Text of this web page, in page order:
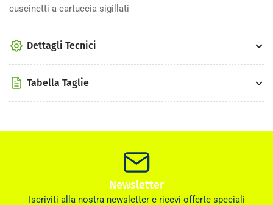
cuscinetti a cartuccia sigillati
Dettagli Tecnici
Tabella Taglie
Newsletter
Iscriviti alla nostra newsletter e ricevi offerte speciali